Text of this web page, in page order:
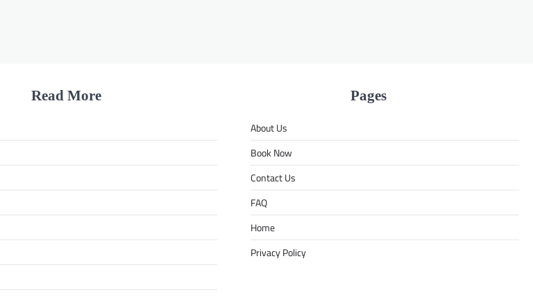
Read More Pages
About Us
Book Now
Contact Us
FAQ
Home
Privacy Policy